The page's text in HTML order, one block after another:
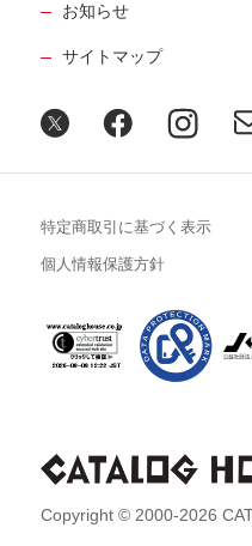
お知らせ
サイトマップ
Copyright © 2000-2026
特定商取引に基づく表示
個人情報保護方針